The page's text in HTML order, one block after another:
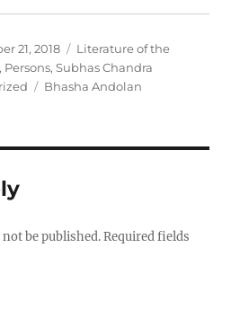
21, 2018 Categories
Literature of the
, Persons,Subhas Chandra
Tags
Bhasha Andolan
be published. Required fields